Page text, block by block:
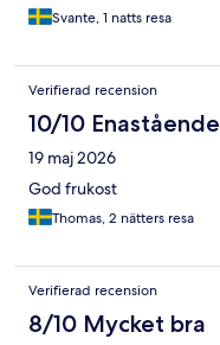
Svante, 1 natts resa
Verifierad recension
10/10 Enastående
19 maj 2026
God frukost
Thomas, 2 nätters resa
Verifierad recension
8/10 Mycket bra